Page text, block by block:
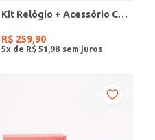
Kit Relógio + Acessório Condor Feminino DOURADO
R$ 259,90
5x de R$ 51 98